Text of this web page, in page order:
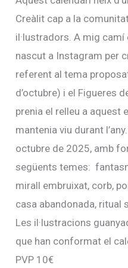
Creàlit cap a la
il·lustradors. A mig camí
nascut a Instagram per
referent al tema
d’octubre) i el Figueres
prenia el relleu a aquest
mantenia viu durant
octubre de 2025, amb
següents temes:
mirall embruixat, corb,
casa abandonada, ritual
Les il·lustracions
que han conformat el
PVP 10€